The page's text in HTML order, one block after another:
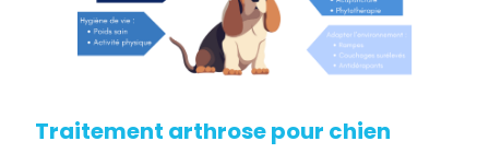
Traitement arthrose pour chien